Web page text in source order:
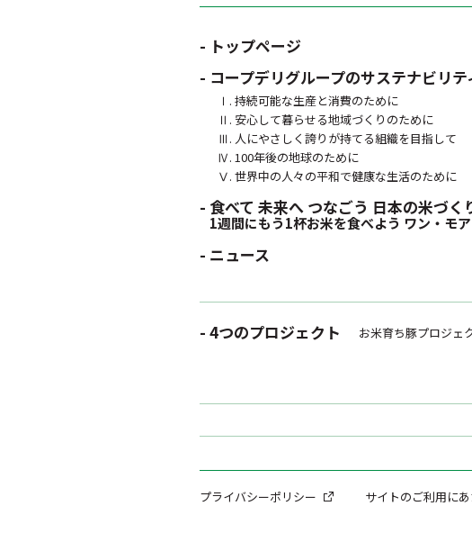
- トップページ
- コープデリグループのサステナビリテ
Ⅰ. 持続可能な生産と消費のために
Ⅱ. 安心して暮らせる地域づくりのために
Ⅲ. 人にやさしく誇りが持てる組織を目指して
Ⅳ. 100年後の地球のために
Ⅴ. 世界中の人々の平和で健康な生活のために
- 食べて 未来へ つなごう 日本の米づく
1週間にもう1杯お米を食べよう ワン・モ
- ニュース
- 4つのプロジェクト お米育ち豚プロジェ
プライバシーポリシー サイトのご利用に